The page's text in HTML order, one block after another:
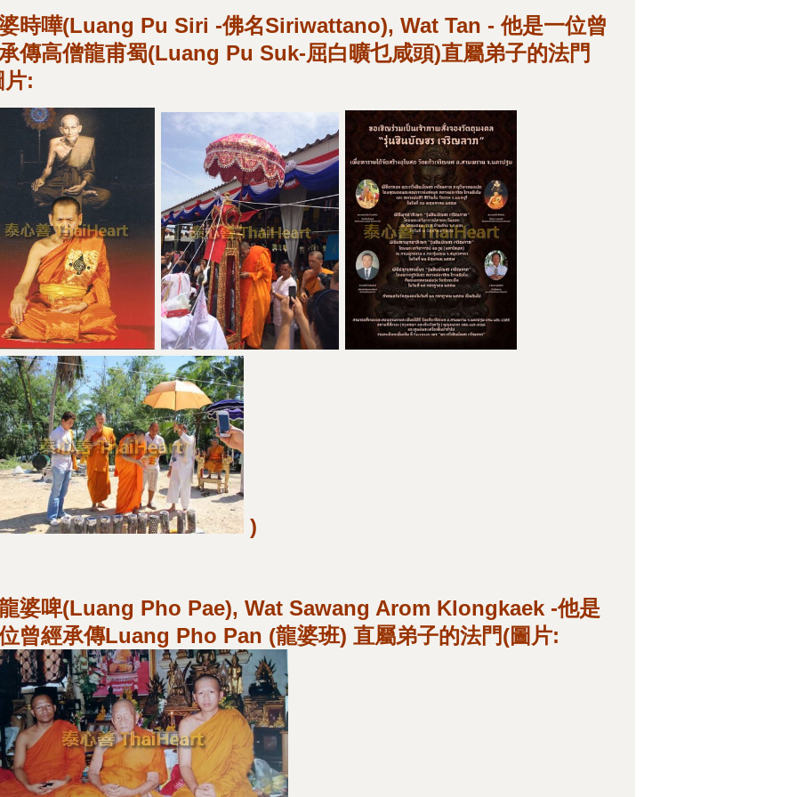
時嘩(Luang Pu Siri -佛名Siriwattano), Wat Tan - 他是一位曾
傳高僧龍甫蜀(Luang Pu Suk-屈白曠乜咸頭)直屬弟子的法門
片:
)
婆啤(Luang Pho Pae), Wat Sawang Arom­ Klongkaek -他是
曾經承傳Luang Pho Pan (龍婆班) 直屬弟子的法門(圖片: